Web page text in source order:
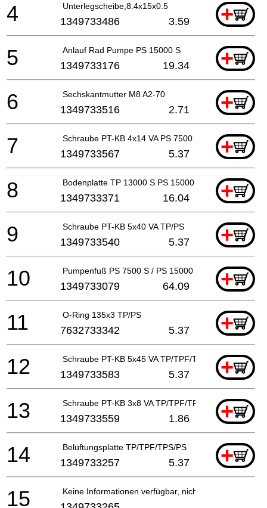
Unterlegscheibe,8.4x15x0.5 +
4 1349733486 3.59
Anlauf Rad Pumpe PS 15000 S +
5 1349733176 19.34
Sechskantmutter M8 A2-70 +
6 1349733516 2.71
Schraube PT-KB 4x14 VA PS 7500 S/15000 S
+
7 1349733567 5.37
Bodenplatte TP 13000 S PS 15000 S +
8 1349733371 16.04
Schraube PT-KB 5x40 VA TP/PS +
9 1349733540 5.37
Pumpenfuß PS 7500 S / PS 15000 S +
10 1349733079 64.09
O-Ring 135x3 TP/PS +
11 7632733342 5.37
Schraube PT-KB 5x45 VA TP/TPF/TPS/PS+
12 1349733583 5.37
Schraube PT-KB 3x8 VA TP/TPF/TPS/PS +
13 1349733559 1.86
Belüftungsplatte TP/TPF/TPS/PS +
14 1349733257 5.37
Keine Informationen verfügbar, nicht bestellbar
15